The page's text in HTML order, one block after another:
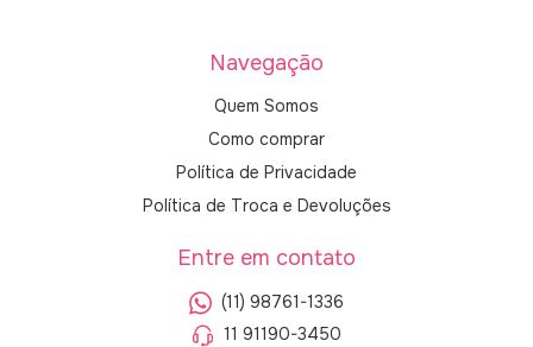
Navegação
Quem Somos
Como comprar
Política de Privacidade
Política de Troca e Devoluções
Entre em contato
(11) 98761-1336
11 91190-3450